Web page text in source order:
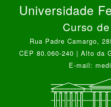
Universidade
Curso
Rua Padre Camargo,
CEP 80.060-240 | Alto da
E-mail: